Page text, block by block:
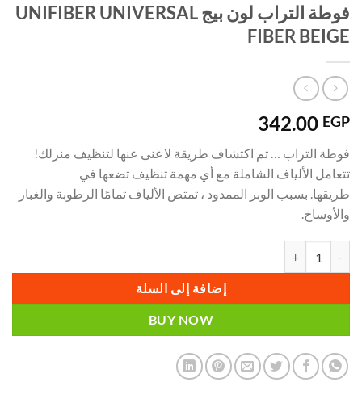
فوطة التراب لون بيج UNIFIBER UNIVERSAL
FIBER BEIGE
342.00 EGP
فوطة التراب … تم اكتشاف طريقة لا غنى عنها لتنظيف منزلك!
تتعامل الألياف الشاملة مع أي مهمة تنظيف تضعها في
طريقها. بسبب الوبر الممدود ، تمتص الألياف تمامًا الرطوبة والغبار
والأوساخ.
إضافة إلى السلة
BUY NOW